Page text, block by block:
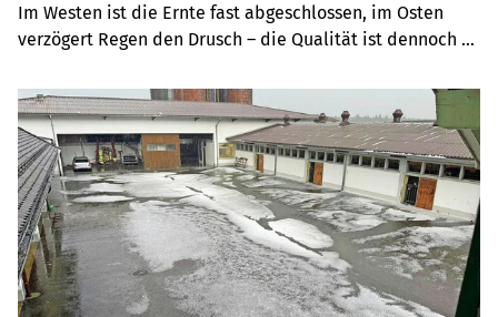
Im Westen ist die Ernte fast abgeschlossen, im Osten
verzögert Regen den Drusch – die Qualität ist dennoch